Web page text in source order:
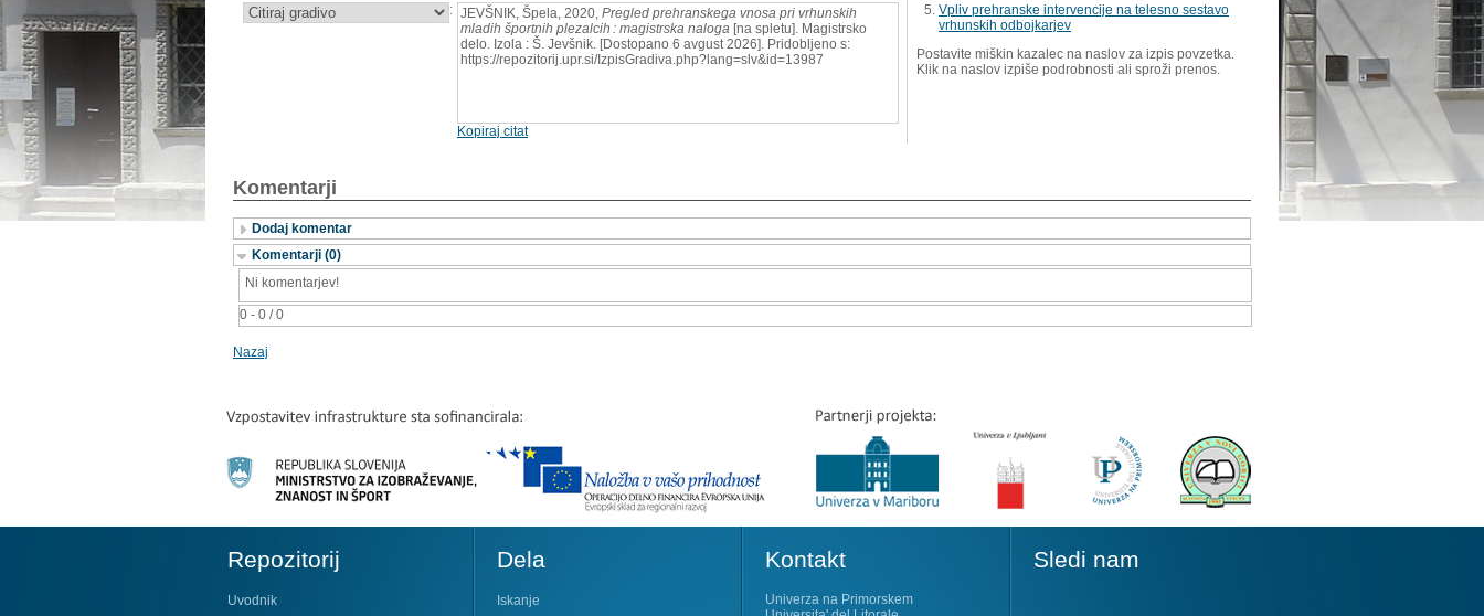
: JEVŠNIK, Špela, 2020, Pregled prehranskega vnosa pri vrhunskih
mladih športnih plezalcih : magistrska naloga [na spletu]. Magistrsko
delo. Izola : Š. Jevšnik. [Dostopano 6 avgust 2026]. Pridobljeno s:
https://repozitorij.upr.si/IzpisGradiva.php?lang=slv&id=13987
Kopiraj citat
Vpliv prehranske intervencije na telesno sestavo
vrhunskih odbojkarjev
Postavite miškin kazalec na naslov za izpis povzetka.
Klik na naslov izpiše podrobnosti ali sproži prenos.
Komentarji
Dodaj komentar
Komentarji (0)
0 - 0 / 0
Ni komentarjev!
Nazaj
Repozitorij
Uvodnik
Dela
Iskanje
Kontakt
Univerza na Primorskem
Sledi nam